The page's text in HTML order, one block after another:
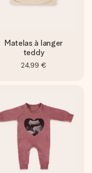
Matelas à langer
teddy
24,99 €